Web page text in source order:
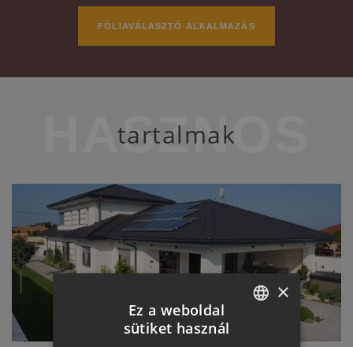
FÓLIAVÁLASZTÓ ALKALMAZÁS
HASZNOS
tartalmak
HUNGARIAN
×
Ez a weboldal
sütiket használ